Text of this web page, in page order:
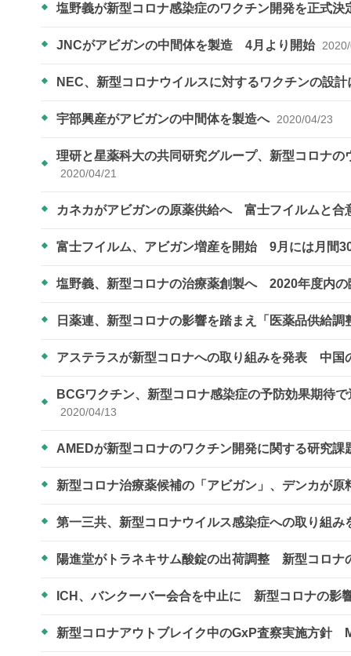
塩野義が新型コロナ感染症のワクチン開発を正式決
JNCがアビガンの中間体を製造 4月より開始
NEC、新型コロナウイルスに対するワクチンの設
宇部興産がアビガンの中間体を製造へ 2020/04/23
理研と星薬科大の共同研究グループ、新型コロナ
2020/04/21
カネカがアビガンの原薬供給へ 富士フイルムと合
富士フイルム、アビガン増産を開始 9月には月間
塩野義、新型コロナの治療薬創製へ 2020年度内
日薬連、新型コロナの影響を踏まえ「医薬品供給
アステラスが新型コロナへの取り組みを発表 中国
BCGワクチン、新型コロナ感染症の予防効果期待
2020/04/13
AMEDが新型コロナのワクチン開発に関する研究課
新型コロナ治療薬候補の「アビガン」、デンカが
第一三共、新型コロナウイルス感染症への取り組
陽進堂がトラネキサム酸錠の出荷調整 新型コロナ
ICH、バンクーバー会合を中止に 新型コロナの影
新型コロナアウトブレイク中のGxP査察実施方針